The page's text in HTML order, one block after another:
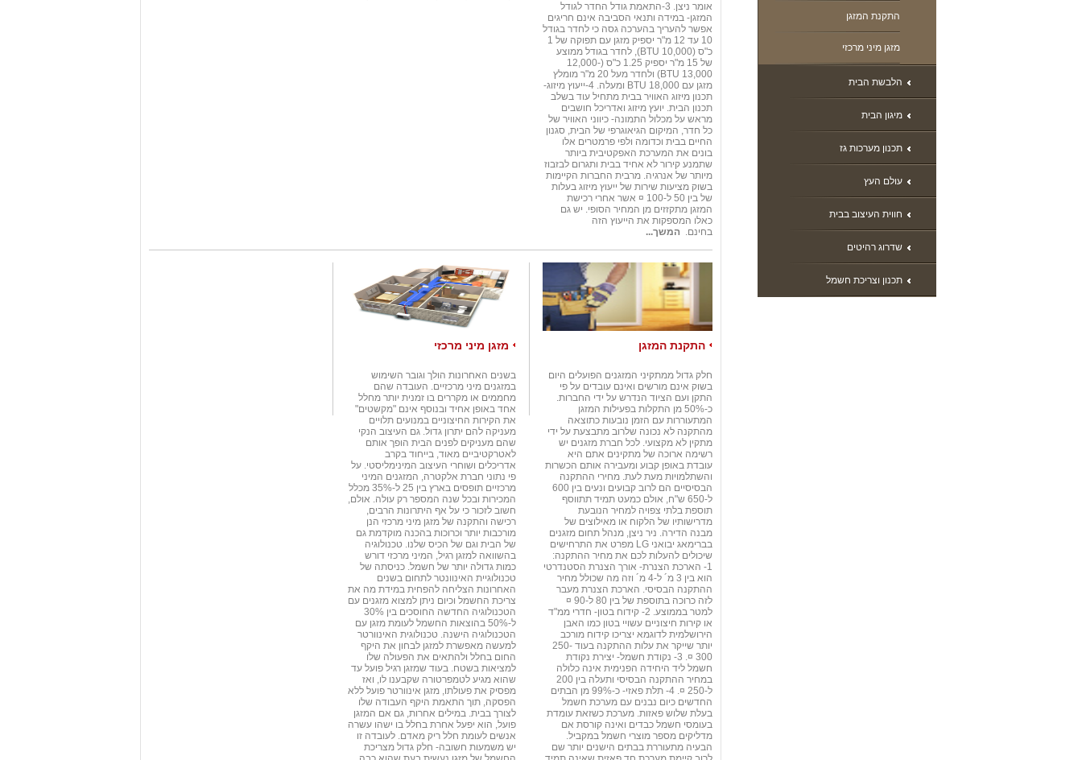
התקנת המזגן
מזגן מיני מרכזי
הלבשת הבית
מיגון הבית
תכנון מערכות גז
עולם העץ
חווית העיצוב בבית
שדרוג רהיטים
תכנון וצריכת חשמל
אומר ניצן. 3-התאמת גודל החדר לגודל
המזגן- במידה ותנאי הסביבה אינם חריגים
אפשר להעריך בהערכה גסה כי לחדר בגודל
10 עד 12 מ"ר יספיק מזגן עם תפוקה של 1
כ"ס (10,000 BTU), לחדר בגודל ממוצע
של 15 מ"ר יספיק 1.25 כ"ס (12,000-
13,000 BTU) ולחדר מעל 20 מ"ר מומלץ
מזגן עם 18,000 BTU ומעלה. 4-ייעוץ מיזוג-
תכנון מיזוג האוויר בבית מתחיל עוד בשלב
תכנון הבית. יועץ מיזוג ואדריכל חושבים
מראש על מכלול התמונה- כיווני האוויר של
כל חדר, המיקום הגיאוגרפי של הבית, סגנון
החיים בבית וכדומה ולפי פרמטרים אלו
בונים את המערכת האפקטיבית ביותר
שתמנע קירור לא אחיד בבית ותגרום לבזבוז
מיותר של אנרגיה. מרבית החברות הקיימות
בשוק מציעות שירות של ייעוץ מיזוג בעלות
של בין 50 ל-100 ¤ אשר אחרי רכישת
המזגן מתקזזים מן המחיר הסופי. יש גם
כאלו המספקות את הייעוץ הזה
בחינם. המשך...
התקנת המזגן
חלק גדול ממתקיני המזגנים הפועלים היום
בשוק אינם מורשים ואינם עובדים על פי
התקן ועם הציוד הנדרש על ידי החברות.
כ-50% מן התקלות בפעילות המזגן
המתעוררות עם הזמן נובעות כתוצאה
מהתקנה לא נכונה שלרוב מתבצעת על ידי
מתקין לא מקצועי. לכל חברת מזגנים יש
רשימה ארוכה של מתקינים אתם היא
עובדת באופן קבוע ומעבירה אותם הכשרות
והשתלמויות מעת לעת. מחירי ההתקנה
הבסיסיים הם לרוב קבועים ונעים בין 600
ל-650 ש"ח, אולם כמעט תמיד תתווסף
תוספת בלתי צפויה למחיר הנובעת
מדרישותיו של הלקוח או מאילוצים של
מבנה הדירה. ניר ניצן, מנהל תחום מזגנים
בברימאג יבואני LG מפרט את התרחישים
שיכולים להעלות לכם את מחיר ההתקנה:
1- הארכת הצנרת- אורך הצנרת הסטנדרטי
הוא בין 3 מ´ ל-4 מ´ וזה מה שכולל מחיר
ההתקנה הבסיסי. הארכת הצנרת מעבר
לזה כרוכה בתוספת של בין 80 ל-90 ¤
למטר בממוצע. 2- קידוח בטון- חדרי ממ"ד
או קירות חיצוניים עשויי בטון כמו האבן
הירושלמית לדוגמא יצריכו קידוח מורכב
יותר שייקר את עלות ההתקנה בעוד 250-
300 ¤. 3- נקודת חשמל- יצירת נקודת
חשמל ליד היחידה הפנימית אינה כלולה
במחיר ההתקנה הבסיסי ותעלה בין 200
ל-250 ¤. 4- תלת פאזי- כ-99% מן הבתים
החדשים כיום נבנים עם מערכת חשמל
בעלת שלוש פאזות. מערכת כשזאת עומדת
בעומסי חשמל כבדים ואינה קורסת אם
מדליקים מספר מוצרי חשמל במקביל.
הבעיה מתעוררת בבתים הישנים יותר שם
מזגן מיני מרכזי
בשנים האחרונות הולך וגובר השימוש
במזגנים מיני מרכזיים. העובדה שהם
מחממים או מקררים בו זמנית יותר מחלל
אחד באופן אחיד ובנוסף אינם "מקשטים"
את הקירות החיצוניים במנועים תלויים
מעניקה להם יתרון גדול. גם העיצוב הנקי
שהם מעניקים לפנים הבית הופך אותם
לאטרקטיביים מאוד, בייחוד בקרב
אדריכלים ושוחרי העיצוב המינימליסטי. על
פי נתוני חברת אלקטרה, המזגנים המיני
מרכזיים תופסים בארץ בין 25 ל-35% מכלל
המכירות ובכל שנה המספר רק עולה. אולם,
חשוב לזכור כי על אף היתרונות הרבים,
רכישה והתקנה של מזגן מיני מרכזי הנן
מורכבות יותר וכרוכות בהכנה מוקדמת גם
של הבית וגם של הכיס שלנו. טכנולוגיה
בהשוואה למזגן רגיל, המיני מרכזי דורש
כמות גדולה יותר של חשמל. כניסתה של
טכנולוגיית האינוונטר לתחום בשנים
האחרונות הצליחה להפחית במידת מה את
צריכת החשמל וכיום ניתן למצוא מזגנים עם
הטכנולוגיה החדשה החוסכים בין 30%
ל-50% בהוצאות החשמל לעומת מזגן עם
הטכנולוגיה הישנה. טכנולוגית האינוורטר
למעשה מאפשרת למזגן לבחון את היקף
החום בחלל ולהתאים את הפעולה שלו
למציאות בשטח. בעוד שמזגן רגיל פועל עד
שהוא מגיע לטמפרטורה שקבענו לו, ואז
מפסיק את פעולתו, מזגן אינוורטר פועל ללא
הפסקה, תוך התאמת היקף העבודה שלו
לצורך בבית. במילים אחרות, גם אם המזגן
פועל, הוא יפעל אחרת בחלל בו ישהו עשרה
אנשים לעומת חלל ריק מאדם. לעובדה זו
יש משמעות חשובה- חלק גדול מצריכת